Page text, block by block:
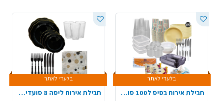
בלעדי לאתר
חבילת אירוח בסיס ל100 סועדים
בלעדי לאתר
חבילת אירוח ליסה 8 סועדים - שחור